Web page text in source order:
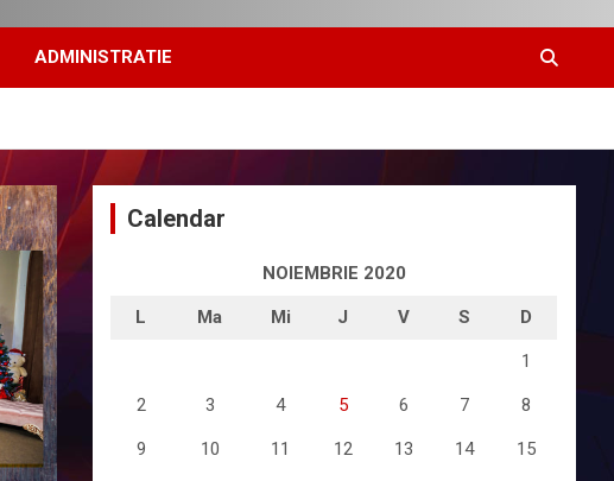
ADMINISTRATIE
Calendar
NOIEMBRIE 2020
L Ma Mi J V S D
1
2 3 4 5 6 7 8
9 10 11 12 13 14 15